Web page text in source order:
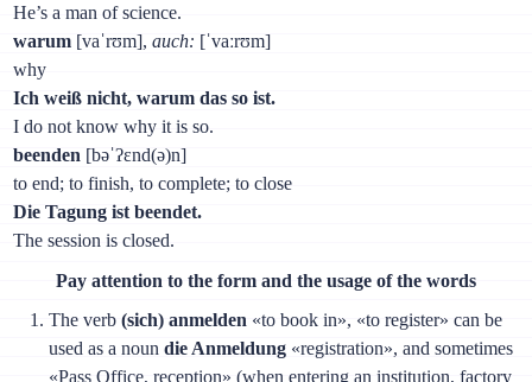
He’s a man of science.
warum [vaˈrʊm],auch: [ˈvaːrʊm]
why
Ich weiß nicht, warum das so ist.
I do not know why it is so.
beenden [bəˈʔɛnd(ə)n]
to end; to finish, to complete; to close
Die Tagung ist beendet.
The session is closed.
Pay attention to the form and the usage of the words
The verb(sich) anmelden «to book in», «to register» can be
used as a noundie Anmeldung «registration», and sometimes
«Pass Office, reception» (when entering an institution, factory